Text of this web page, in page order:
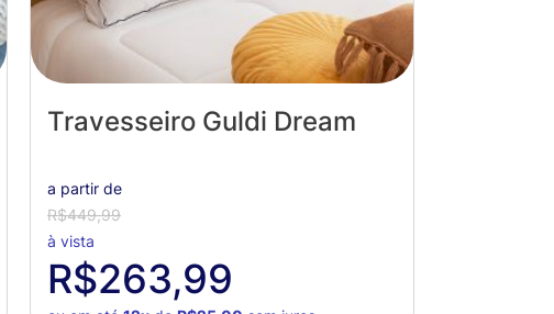
Travesseiro Guldi Dream
a partir de
R$449,99
à vista
R$263,99